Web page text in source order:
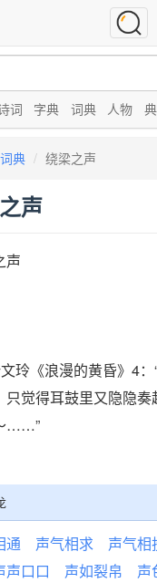
词 字典 词典 人物
典 绕梁之声
声
声
玲《浪漫的黄昏》4
只觉得耳鼓里又隐隐奏
……”
通 声气相求 声气相
声口口 声如裂帛
声